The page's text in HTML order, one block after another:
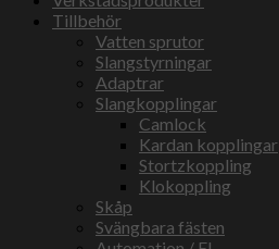
Tillbehör
Vatten sprutor
Slangstyrningar
Adaptrar
Slangkopplingar
Camlock
Kardan kopplingar
Stortzkoppling
Klokoppling
Skåp
Svängbara fästen